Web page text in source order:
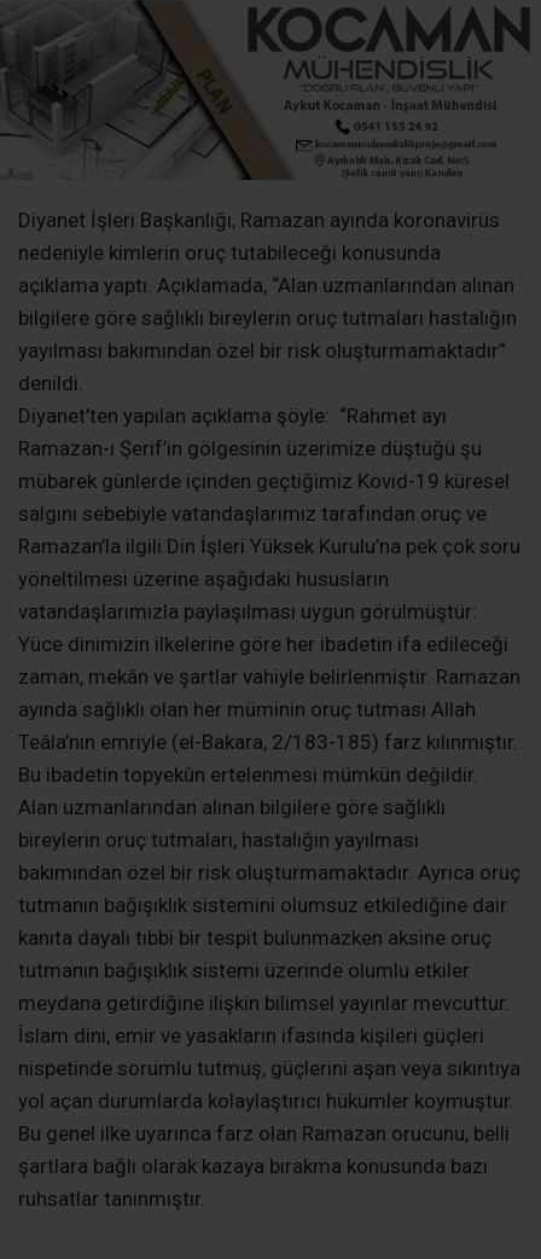
Diyanet İşleri Başkanlığı, Ramazan ayında koronavirüs
nedeniyle kimlerin oruç tutabileceği konusunda
açıklama yaptı. Açıklamada, “Alan uzmanlarından alınan
bilgilere göre sağlıklı bireylerin oruç tutmaları hastalığın
yayılması bakımından özel bir risk oluşturmamaktadır”
denildi.
Diyanet’ten yapılan açıklama şöyle: “Rahmet ayı
Ramazan-ı Şerif’in gölgesinin üzerimize düştüğü şu
mübarek günlerde içinden geçtiğimiz Kovid-19 küresel
salgını sebebiyle vatandaşlarımız tarafından oruç ve
Ramazan’la ilgili Din İşleri Yüksek Kurulu’na pek çok soru
yöneltilmesi üzerine aşağıdaki hususların
vatandaşlarımızla paylaşılması uygun görülmüştür:
Yüce dinimizin ilkelerine göre her ibadetin ifa edileceği
zaman, mekân ve şartlar vahiyle belirlenmiştir. Ramazan
ayında sağlıklı olan her müminin oruç tutması Allah
Teâla’nın emriyle (el-Bakara, 2/183-185) farz kılınmıştır.
Bu ibadetin topyekûn ertelenmesi mümkün değildir.
Alan uzmanlarından alınan bilgilere göre sağlıklı
bireylerin oruç tutmaları, hastalığın yayılması
bakımından özel bir risk oluşturmamaktadır. Ayrıca oruç
tutmanın bağışıklık sistemini olumsuz etkilediğine dair
kanıta dayalı tıbbi bir tespit bulunmazken aksine oruç
tutmanın bağışıklık sistemi üzerinde olumlu etkiler
meydana getirdiğine ilişkin bilimsel yayınlar mevcuttur.
İslam dini, emir ve yasakların ifasında kişileri güçleri
nispetinde sorumlu tutmuş, güçlerini aşan veya sıkıntıya
yol açan durumlarda kolaylaştırıcı hükümler koymuştur.
Bu genel ilke uyarınca farz olan Ramazan orucunu, belli
şartlara bağlı olarak kazaya bırakma konusunda bazı
ruhsatlar tanınmıştır.